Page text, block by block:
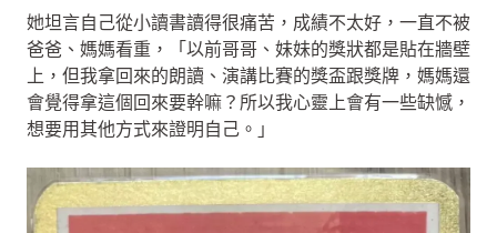
她坦言自己從小讀書讀得很痛苦，成績不太好，一直不被
爸爸、媽媽看重，「以前哥哥、妹妹的獎狀都是貼在牆壁
上，但我拿回來的朗讀、演講比賽的獎盃跟獎牌，媽媽還
會覺得拿這個回來要幹嘛？所以我心靈上會有一些缺憾，
想要用其他方式來證明自己。」